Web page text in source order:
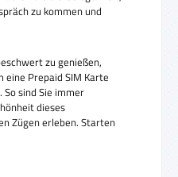
zu kommen und
zu genießen,
Prepaid SIM Karte
So sind Sie immer
dieses
Zügen erleben. Starten